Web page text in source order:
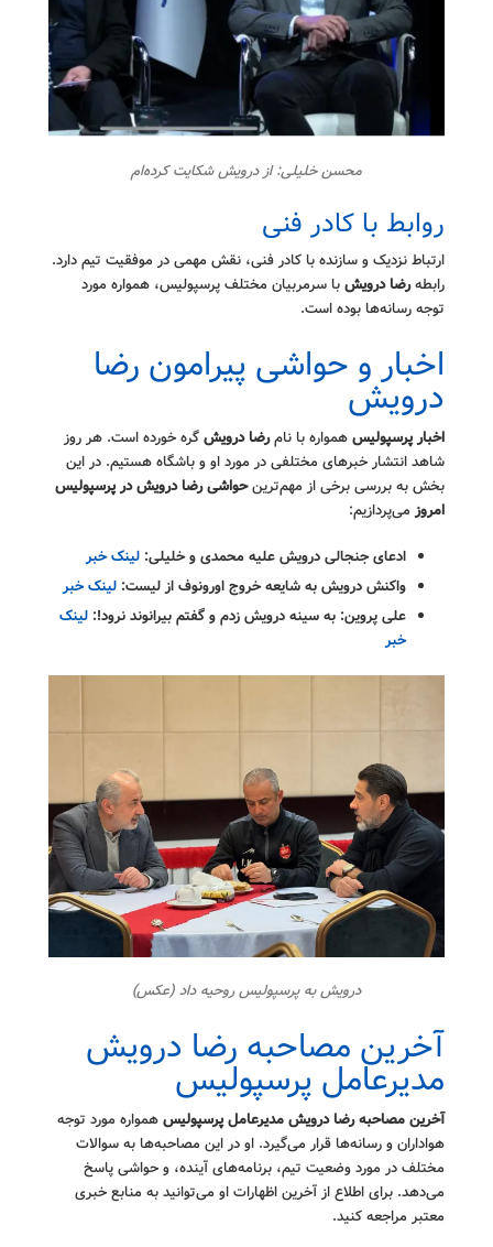
محسن خلیلی: از درویش شکایت کرده‌ام
روابط با کادر فنی
ارتباط نزدیک و سازنده با کادر فنی، نقش مهمی در موفقیت تیم دارد.
رابطهرضا درویشبا سرمربیان مختلف پرسپولیس، همواره مورد
توجه رسانه‌ها بوده است.
اخبار و حواشی پیرامون رضا
درویش
اخبار پرسپولیسهمواره با نامرضا درویشگره خورده است. هر روز
شاهد انتشار خبرهای مختلفی در مورد او و باشگاه هستیم. در این
بخش به بررسی برخی از مهم‌ترینحواشی رضا درویش در پرسپولیس
امروزمی‌پردازیم:
ادعای جنجالی درویش علیه محمدی و خلیلی:لینک خبر
واکنش درویش به شایعه خروج اورونوف از لیست:لینک خبر
علی پروین: به سینه درویش زدم و گفتم بیرانوند نرود!:لینک
خبر
درویش به پرسپولیس روحیه داد (عکس)
آخرین مصاحبه رضا درویش
مدیرعامل پرسپولیس
آخرین مصاحبه رضا درویش مدیرعامل پرسپولیسهمواره مورد توجه
هواداران و رسانه‌ها قرار می‌گیرد. او در این مصاحبه‌ها به سوالات
مختلف در مورد وضعیت تیم، برنامه‌های آینده، و حواشی پاسخ
می‌دهد. برای اطلاع از آخرین اظهارات او می‌توانید به منابع خبری
معتبر مراجعه کنید.